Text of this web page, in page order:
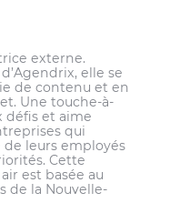
externe.
elle se
de contenu et en
Une touche-à-
défis et aime
qui
leurs employés
Cette
est basée au
de la Nouvelle-